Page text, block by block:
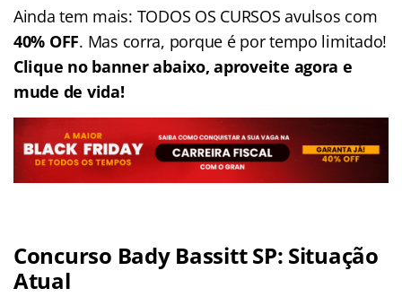
Ainda tem mais: TODOS OS CURSOS avulsos com
40% OFF. Mas corra, porque é por tempo limitado!
Clique no banner abaixo, aproveite agora e
mude de vida!
Concurso Bady Bassitt SP: Situação
Atual